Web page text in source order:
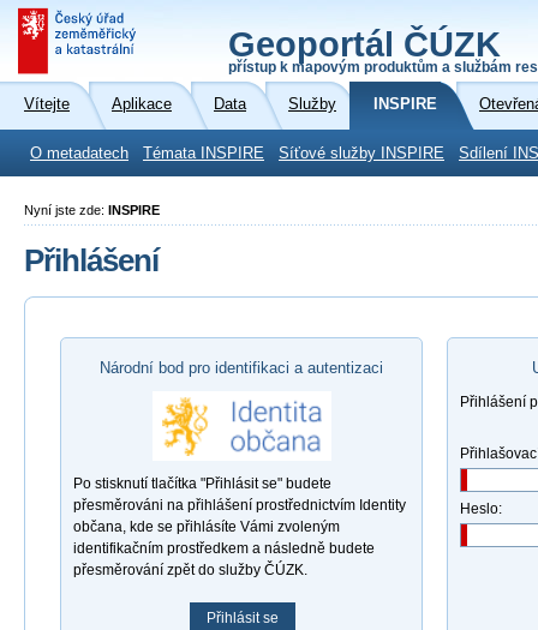
Geoportál ČÚZK
přístup k mapovým produktům a službám
Vítejte Aplikace Data Služby INSPIRE
O metadatech Témata INSPIRE Síťové služby INSPIRE Sdílení
Nyní jste zde: INSPIRE
Přihlášení
Národní bod pro identifikaci a autentizaci
Po stisknutí tlačítka "Přihlásit se" budete
přesměrováni na přihlášení prostřednictvím Identity
občana, kde se přihlásíte Vámi zvoleným
identifikačním prostředkem a následně budete
přesměrování zpět do služby ČÚZK.
Přihlásit se
Přihlášení
Heslo: